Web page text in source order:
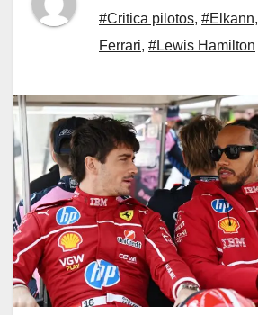
#Critica pilotos, #Elkann,
Ferrari, #Lewis Hamilton